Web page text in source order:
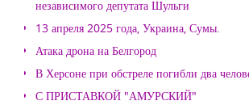
независимого депутата Шульги
13 апреля 2025 года, Украина, Сумы.
Атака дрона на Белгород
В Херсоне при обстреле погибли два
С ПРИСТАВКОЙ "АМУРСКИЙ"